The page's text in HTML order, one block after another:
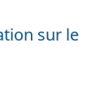
sur le